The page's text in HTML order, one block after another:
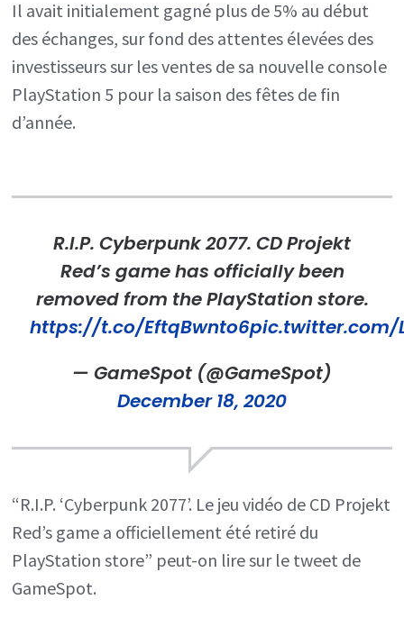
Il avait initialement gagné plus de 5% au début
des échanges, sur fond des attentes élevées des
investisseurs sur les ventes de sa nouvelle console
PlayStation 5 pour la saison des fêtes de fin
d’année.
R.I.P. Cyberpunk 2077. CD Projekt
Red’s game has officially been
removed from the PlayStation store.
https://t.co/EftqBwnto6pic.twitter.com/
— GameSpot (@GameSpot)
December 18, 2020
“R.I.P. ‘Cyberpunk 2077’. Le jeu vidéo de CD Projekt
Red’s game a officiellement été retiré du
PlayStation store” peut-on lire sur le tweet de
GameSpot.